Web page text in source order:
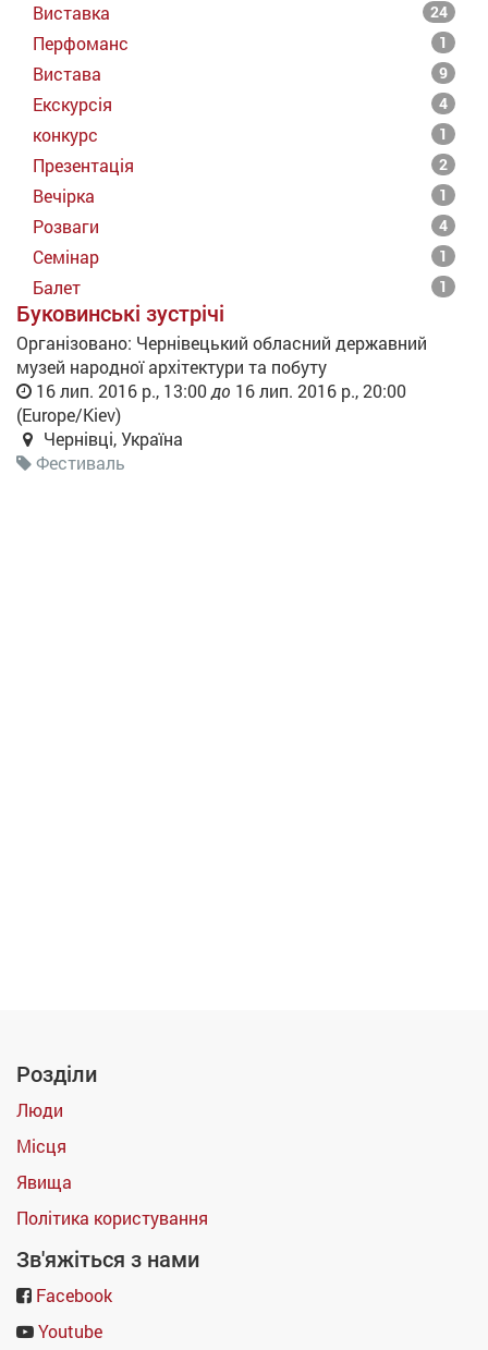
Виставка 24
Перфоманс 1
Вистава 9
Екскурсія 4
конкурс 1
Презентація 2
Вечірка 1
Розваги 4
Семінар 1
Балет 1
Буковинські зустрічі
Організовано: Чернівецький обласний державний
музей народної архітектури та побуту
16 лип. 2016 р., 13:00до 16 лип. 2016 р., 20:00
(Europe/Kiev)
Чернівці,Україна
Фестиваль
Розділи
Люди
Місця
Явища
Політика користування
Зв'яжіться з нами
Facebook
Youtube